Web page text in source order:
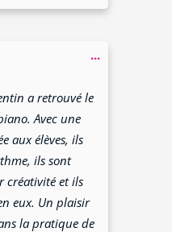
a retrouvé le
Avec une
aux élèves, ils
ils sont
créativité et ils
eux. Un plaisir
la pratique de
...cette